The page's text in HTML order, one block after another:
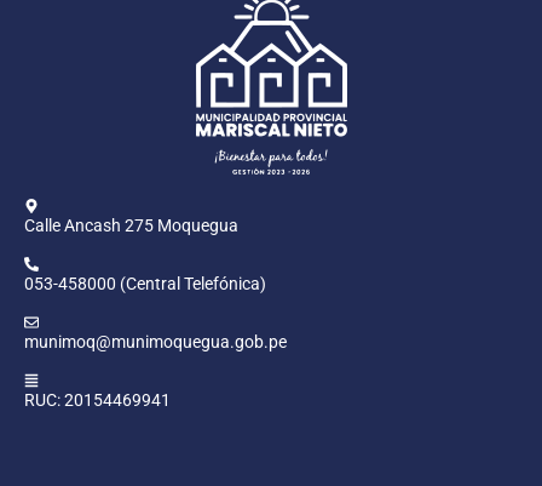
Calle Ancash 275 Moquegua
053-458000 (Central Telefónica)
munimoq@munimoquegua.gob.pe
RUC: 20154469941